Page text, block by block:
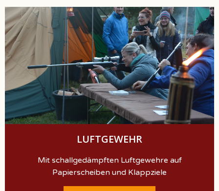
LUFTGEWEHR
Mit schallgedämpften Luftgewehre auf
Papierscheiben und Klappziele